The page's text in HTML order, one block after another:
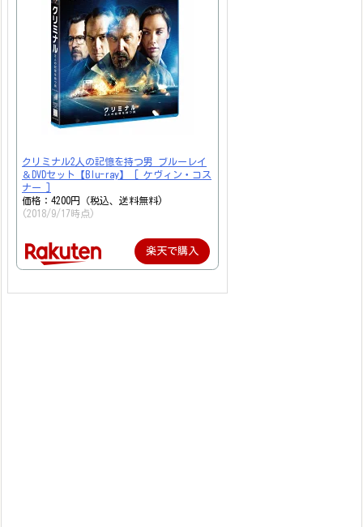
クリミナル2人の記憶を持つ男 ブルーレイ
＆DVDセット【Blu-ray】 [ ケヴィン・コス
ナー ]
価格：4200円（税込、送料無料)
(2018/9/17時点)
楽天で購入